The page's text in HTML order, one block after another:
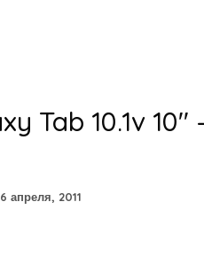
Tab 10.1v
апреля, 2011